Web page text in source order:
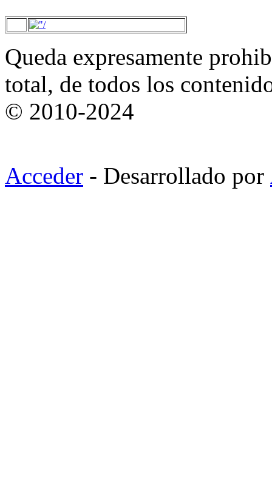
Queda expresamente
total, de todos los
© 2010-2024
Acceder - Desarrollado por